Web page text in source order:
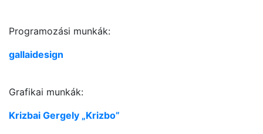
Programozási munkák:
gallaidesign
Grafikai munkák:
Krizbai Gergely „Krizbo”